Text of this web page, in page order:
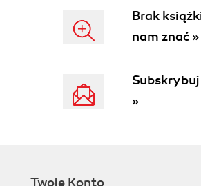
Przechwytywanie i łamanie
(169)
Narzędzia do łamania haseł
Kali Linux (174)
Ophcrack (183)
Brak
nam znać »
»
Twoje Konto